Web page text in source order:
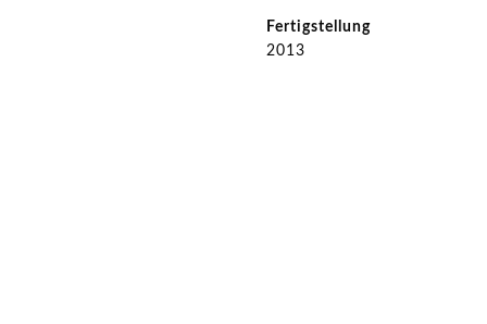
Fertigstellung
2013